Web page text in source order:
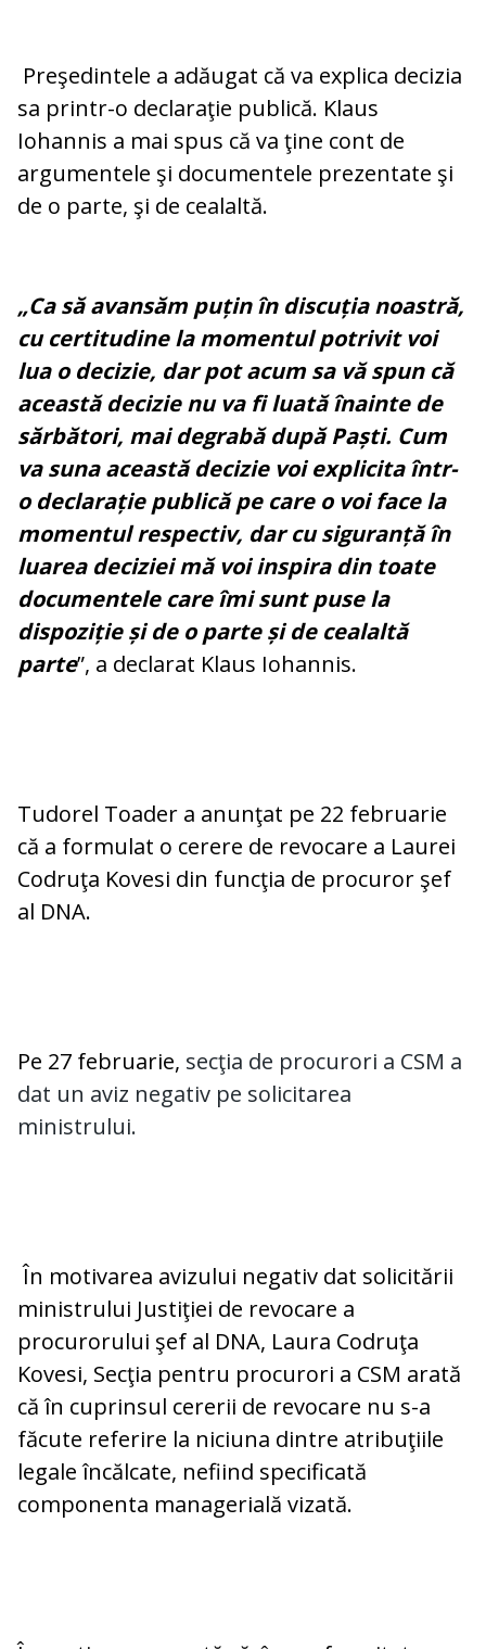
Preşedintele a adăugat că va explica decizia
sa printr-o declaraţie publică. Klaus
Iohannis a mai spus că va ţine cont de
argumentele şi documentele prezentate şi
de o parte, şi de cealaltă.
„Ca să avansăm puțin în discuția noastră,
cu certitudine la momentul potrivit voi
lua o decizie, dar pot acum sa vă spun că
această decizie nu va fi luată înainte de
sărbători, mai degrabă după Paști. Cum
va suna această decizie voi explicita într-
o declarație publică pe care o voi face la
momentul respectiv, dar cu siguranță în
luarea deciziei mă voi inspira din toate
documentele care îmi sunt puse la
dispoziție și de o parte și de cealaltă
parte”, a declarat Klaus Iohannis.
Tudorel Toader a anunţat pe 22 februarie
că a formulat o cerere de revocare a Laurei
Codruţa Kovesi din funcţia de procuror şef
al DNA.
Pe 27 februarie, secţia de procurori a CSM a
dat un aviz negativ pe solicitarea
ministrului.
În motivarea avizului negativ dat solicitării
ministrului Justiţiei de revocare a
procurorului şef al DNA, Laura Codruţa
Kovesi, Secţia pentru procurori a CSM arată
că în cuprinsul cererii de revocare nu s-a
făcute referire la niciuna dintre atribuţiile
legale încălcate, nefiind specificată
componenta managerială vizată.